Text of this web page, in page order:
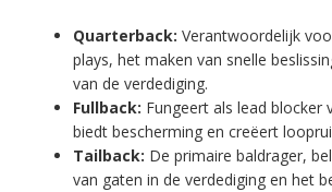
Quarterback: Verantwoordelijk
plays, het maken van snelle
van de verdediging.
Fullback: Fungeert als lead blocker
biedt bescherming en creëert
Tailback: De primaire baldrager,
van gaten in de verdediging en het